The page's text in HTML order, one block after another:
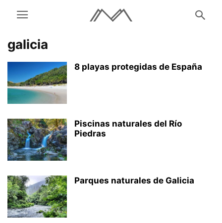
galicia
8 playas protegidas de España
Piscinas naturales del Río
Piedras
Parques naturales de Galicia